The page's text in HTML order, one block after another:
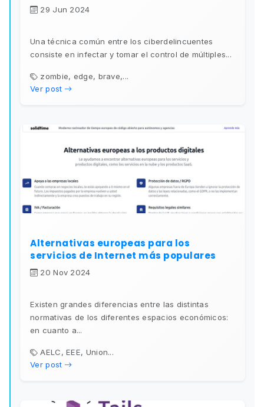
29 Jun 2024
Una técnica común entre los ciberdelincuentes
consiste en infectar y tomar el control de múltiples...
zombie, edge, brave,...
Ver post
Alternativas europeas para los
servicios de Internet más populares
20 Nov 2024
Existen grandes diferencias entre las distintas
normativas de los diferentes espacios económicos:
en cuanto a...
AELC, EEE, Union...
Ver post